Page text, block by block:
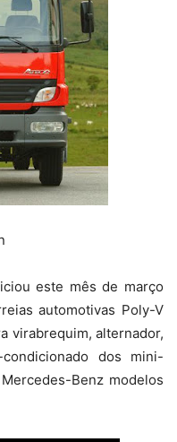
este mês de março
automotivas Poly-V
virabrequim, alternador,
dos mini-
Benz modelos